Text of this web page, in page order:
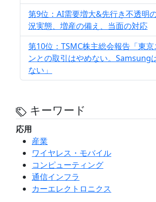
第9位：AI需要増大&先行き不透明
況実態、増産の備え、当面の対応
第10位：TSMC株主総会報告「東京
ンとの取引はやめない。Samsung
ない」
キーワード
応用
産業
ワイヤレス・モバイル
コンピューティング
通信インフラ
カーエレクトロニクス